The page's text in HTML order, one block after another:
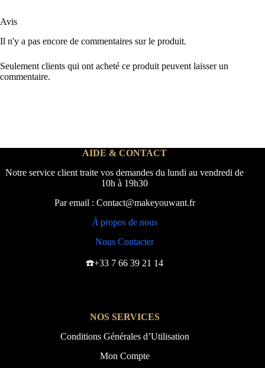
Avis
Il n'y a pas encore de commentaires sur le produit.
Seulement clients qui ont acheté ce produit peuvent laisser un
commentaire.
AIDE & CONTACT
Notre service client traite vos demandes du lundi au vendredi de
10h à 19h30
Par email : Contact@makeyouwant.fr
À propos de nous
Nous Contacter
☎️+33 7 66 39 21 14
NOS SERVICES
Conditions Générales d’Utilisation
Mon Compte